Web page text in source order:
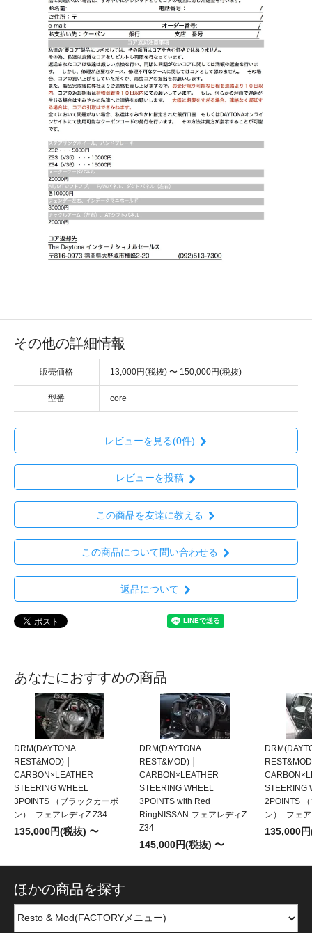
その他の詳細情報
販売価格 13,000円(税抜) 〜 150,000円(税抜)
型番 core
レビューを見る(0件)
レビューを投稿
この商品を友達に教える
この商品について問い合わせる
返品について
あなたにおすすめの商品
DRM(DAYTONA
REST&MOD) │
CARBON×LEATHER
STEERING WHEEL
3POINTS （ブラックカーボ
ン）- フェアレディZ Z34
135,000円(税抜) 〜
DRM(DAYTONA
REST&MOD) │
CARBON×LEATHER
STEERING WHEEL
3POINTS with Red
RingNISSAN-フェアレディZ
Z34
145,000円(税抜) 〜
STEERING
2POINTS
ン）- フェ
135,000
ほかの商品を探す